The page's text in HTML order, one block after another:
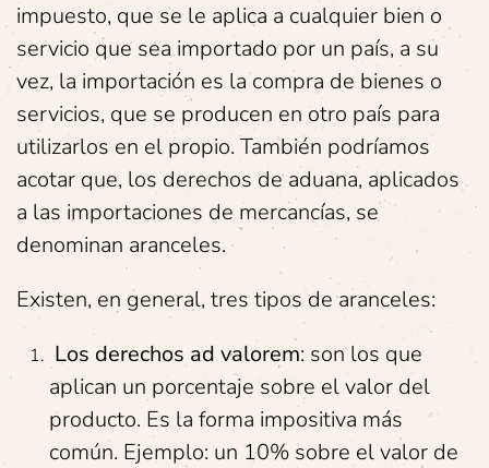
impuesto, que se le aplica a cualquier bien o
servicio que sea importado por un país, a su
vez, la importación es la compra de bienes o
servicios, que se producen en otro país para
utilizarlos en el propio. También podríamos
acotar que, los derechos de aduana, aplicados
a las importaciones de mercancías, se
denominan aranceles.
Existen, en general, tres tipos de aranceles:
Los derechos ad valorem: son los que
aplican un porcentaje sobre el valor del
producto. Es la forma impositiva más
común. Ejemplo: un 10% sobre el valor de